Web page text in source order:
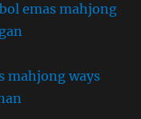
emas mahjong
mahjong ways